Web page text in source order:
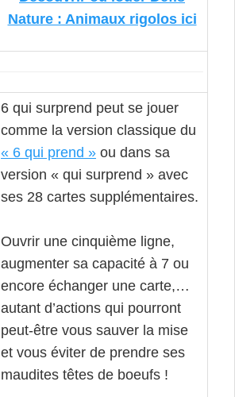
Nature : Animaux rigolos ici
6 qui surprend peut se jouer
comme la version classique du
« 6 qui prend » ou dans sa
version « qui surprend » avec
ses 28 cartes supplémentaires.
Ouvrir une cinquième ligne,
augmenter sa capacité à 7 ou
encore échanger une carte,…
autant d’actions qui pourront
peut-être vous sauver la mise
et vous éviter de prendre ses
maudites têtes de boeufs !